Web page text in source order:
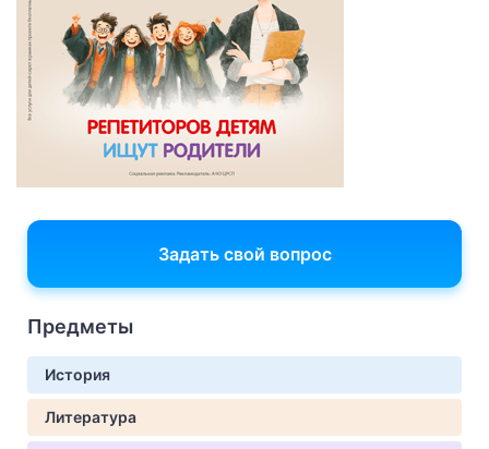
Задать свой вопрос
Предметы
История
Литература